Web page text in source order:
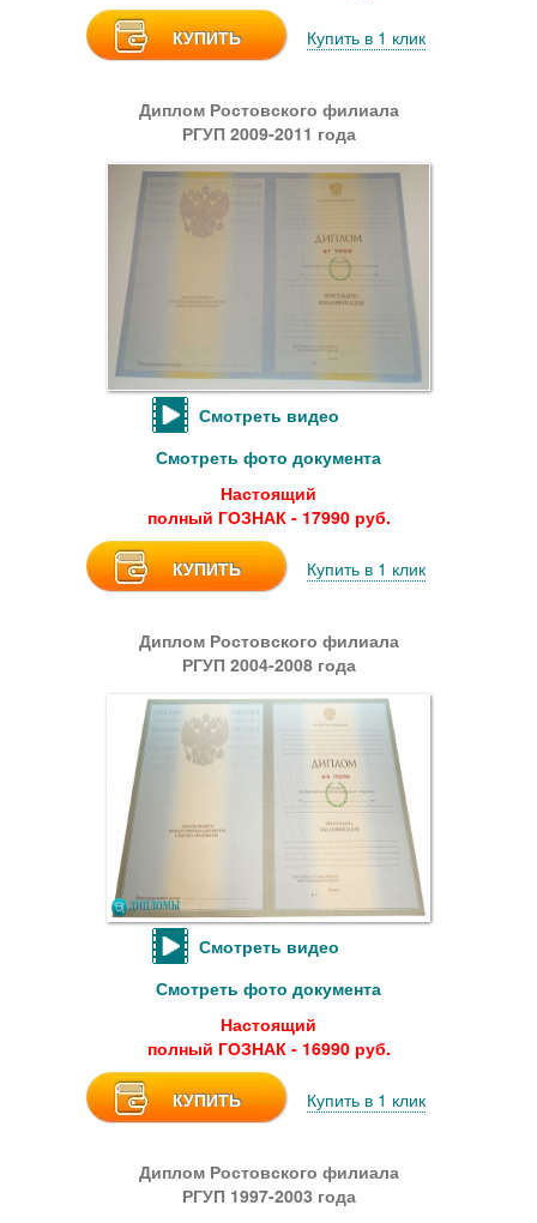
КУПИТЬ Купить в 1 клик
Диплом Ростовского филиала
РГУП 2009-2011 года
Смотреть видео
Смотреть фото документа
Настоящий
полный ГОЗНАК - 17990 руб.
КУПИТЬ Купить в 1 клик
Диплом Ростовского филиала
РГУП 2004-2008 года
Смотреть видео
Смотреть фото документа
Настоящий
полный ГОЗНАК - 16990 руб.
КУПИТЬ Купить в 1 клик
Диплом Ростовского филиала
РГУП 1997-2003 года